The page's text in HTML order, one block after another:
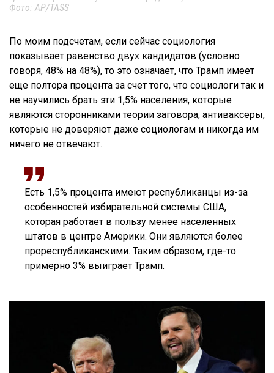
Фото: AP/TASS
По моим подсчетам, если сейчас социология
показывает равенство двух кандидатов (условно
говоря, 48% на 48%), то это означает, что Трамп имеет
еще полтора процента за счет того, что социологи так и
не научились брать эти 1,5% населения, которые
являются сторонниками теории заговора, антиваксеры,
которые не доверяют даже социологам и никогда им
ничего не отвечают.
Есть 1,5% процента имеют республиканцы из-за
особенностей избирательной системы США,
которая работает в пользу менее населенных
штатов в центре Америки. Они являются более
прореспубликанскими. Таким образом, где-то
примерно 3% выиграет Трамп.